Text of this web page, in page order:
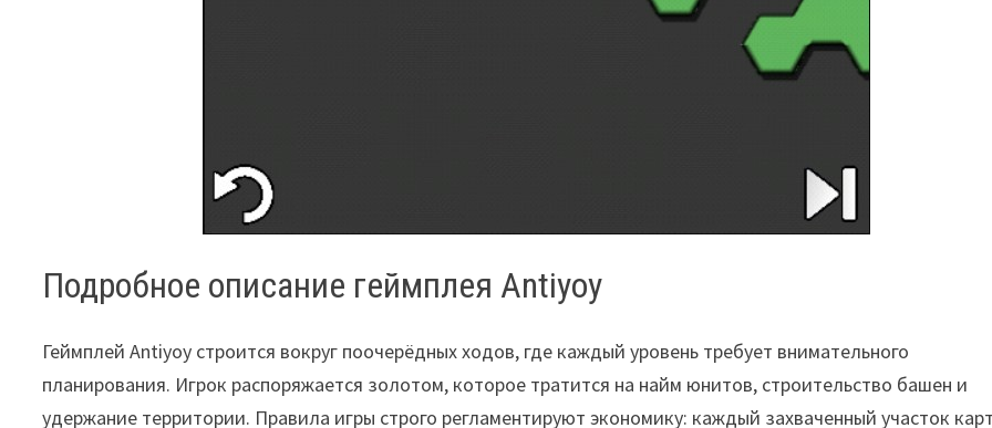
Подробное описание геймплея Antiyoy
Геймплей Antiyoy строится вокруг поочерёдных ходов, где каждый уровень требует внимательного
планирования. Игрок распоряжается золотом, которое тратится на найм юнитов, строительство башен и
удержание территории. Правила игры строго регламентируют экономику: каждый захваченный участок